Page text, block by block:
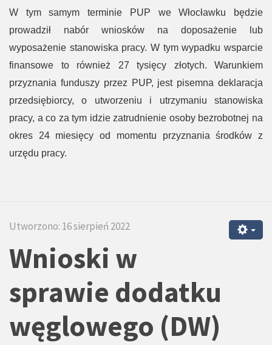
W tym samym terminie PUP we Włocławku będzie
prowadził nabór wniosków na doposażenie lub
wyposażenie stanowiska pracy. W tym wypadku wsparcie
finansowe to również 27 tysięcy złotych. Warunkiem
przyznania funduszy przez PUP, jest pisemna deklaracja
przedsiębiorcy, o utworzeniu i utrzymaniu stanowiska
pracy, a co za tym idzie zatrudnienie osoby bezrobotnej na
okres 24 miesięcy od momentu przyznania środków z
urzędu pracy.
Utworzono: 16 sierpień 2022
Wnioski w
sprawie dodatku
węglowego (DW)